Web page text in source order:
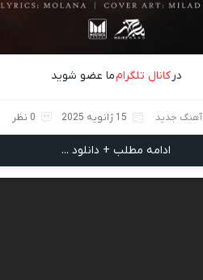
درکانال تلگرامما عضو شوید
آهنگ جدید 15 ژانویه 2025 0 نظر
ادامه مطلب + دانلود ...